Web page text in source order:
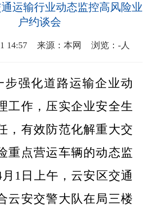
运输行业动态监控高风险业
户约谈会
14:57 来源：本网 浏览： -人
步强化道路运输企业动
工作，压实企业安全生
，有效防范化解重大交
重点营运车辆的动态监
1日上午，云安区交通
云安交警大队在局三楼